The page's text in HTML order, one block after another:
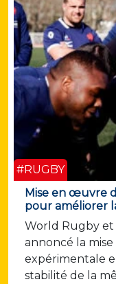
#RUGBY
Mise en œuvre
pour améliorer
World Rugby et
annoncé la
expérimentale
stabilité de la